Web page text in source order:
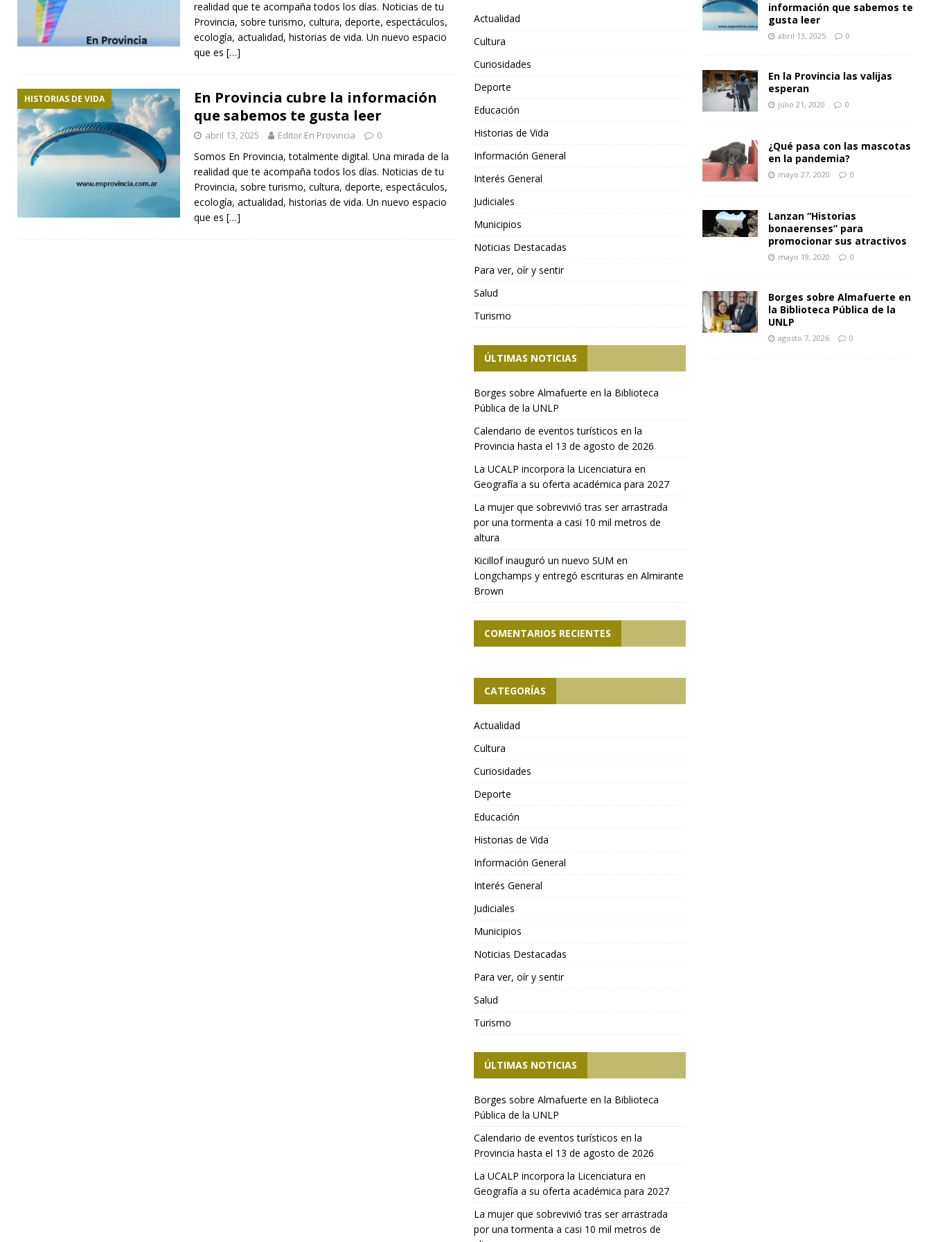
realidad que te acompaña todos los días. Noticias de tu
Provincia, sobre turismo, cultura, deporte, espectáculos,
ecología, actualidad, historias de vida. Un nuevo espacio
que es […]
HISTORIAS DE VIDA
En Provincia cubre la información
que sabemos te gusta leer
abril 13, 2025 Editor En Provincia 0
Somos En Provincia, totalmente digital. Una mirada de la
realidad que te acompaña todos los días. Noticias de tu
Provincia, sobre turismo, cultura, deporte, espectáculos,
ecología, actualidad, historias de vida. Un nuevo espacio
que es […]
Actualidad
Cultura
Curiosidades
Deporte
Educación
Historias de Vida
Información General
Interés General
Judiciales
Municipios
Noticias Destacadas
Para ver, oír y sentir
Salud
Turismo
ÚLTIMAS NOTICIAS
Borges sobre Almafuerte en la Biblioteca
Pública de la UNLP
Calendario de eventos turísticos en la
Provincia hasta el 13 de agosto de 2026
La UCALP incorpora la Licenciatura en
Geografía a su oferta académica para 2027
La mujer que sobrevivió tras ser arrastrada
por una tormenta a casi 10 mil metros de
altura
Kicillof inauguró un nuevo SUM en
Longchamps y entregó escrituras en Almirante
Brown
COMENTARIOS RECIENTES
CATEGORÍAS
Actualidad
Cultura
Curiosidades
Deporte
Educación
Historias de Vida
Información General
Interés General
Judiciales
Municipios
Noticias Destacadas
Para ver, oír y sentir
Salud
Turismo
ÚLTIMAS NOTICIAS
Borges sobre Almafuerte en la Biblioteca
Pública de la UNLP
Calendario de eventos turísticos en la
Provincia hasta el 13 de agosto de 2026
La UCALP incorpora la Licenciatura en
Geografía a su oferta académica para 2027
La mujer que sobrevivió tras ser arrastrada
por una tormenta a casi 10 mil metros de
información que sabemos te
gusta leer
abril 13, 2025 0
En la Provincia las valijas
esperan
julio 21, 2020 0
¿Qué pasa con las mascotas
en la pandemia?
mayo 27, 2020 0
Lanzan “Historias
bonaerenses” para
promocionar sus atractivos
mayo 19, 2020 0
Borges sobre Almafuerte en
la Biblioteca Pública de la
UNLP
agosto 7, 2026 0